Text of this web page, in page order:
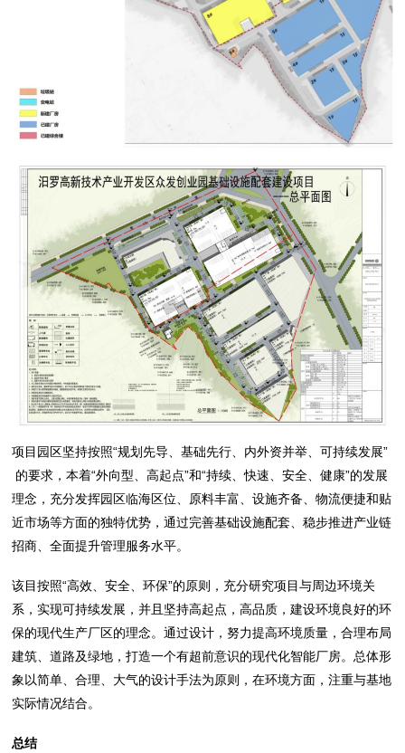
项目园区坚持按照“规划先导、基础先行、内外资并举、可持续发展”
的要求，本着“外向型、高起点”和“持续、快速、安全、健康”的发展
理念，充分发挥园区临海区位、原料丰富、设施齐备、物流便捷和贴
近市场等方面的独特优势，通过完善基础设施配套、稳步推进产业链
招商、全面提升管理服务水平。
该目按照“高效、安全、环保”的原则，充分研究项目与周边环境关
系，实现可持续发展，并且坚持高起点，高品质，建设环境良好的环
保的现代生产厂区的理念。通过设计，努力提高环境质量，合理布局
建筑、道路及绿地，打造一个有超前意识的现代化智能厂房。总体形
象以简单、合理、大气的设计手法为原则，在环境方面，注重与基地
实际情况结合。
总结